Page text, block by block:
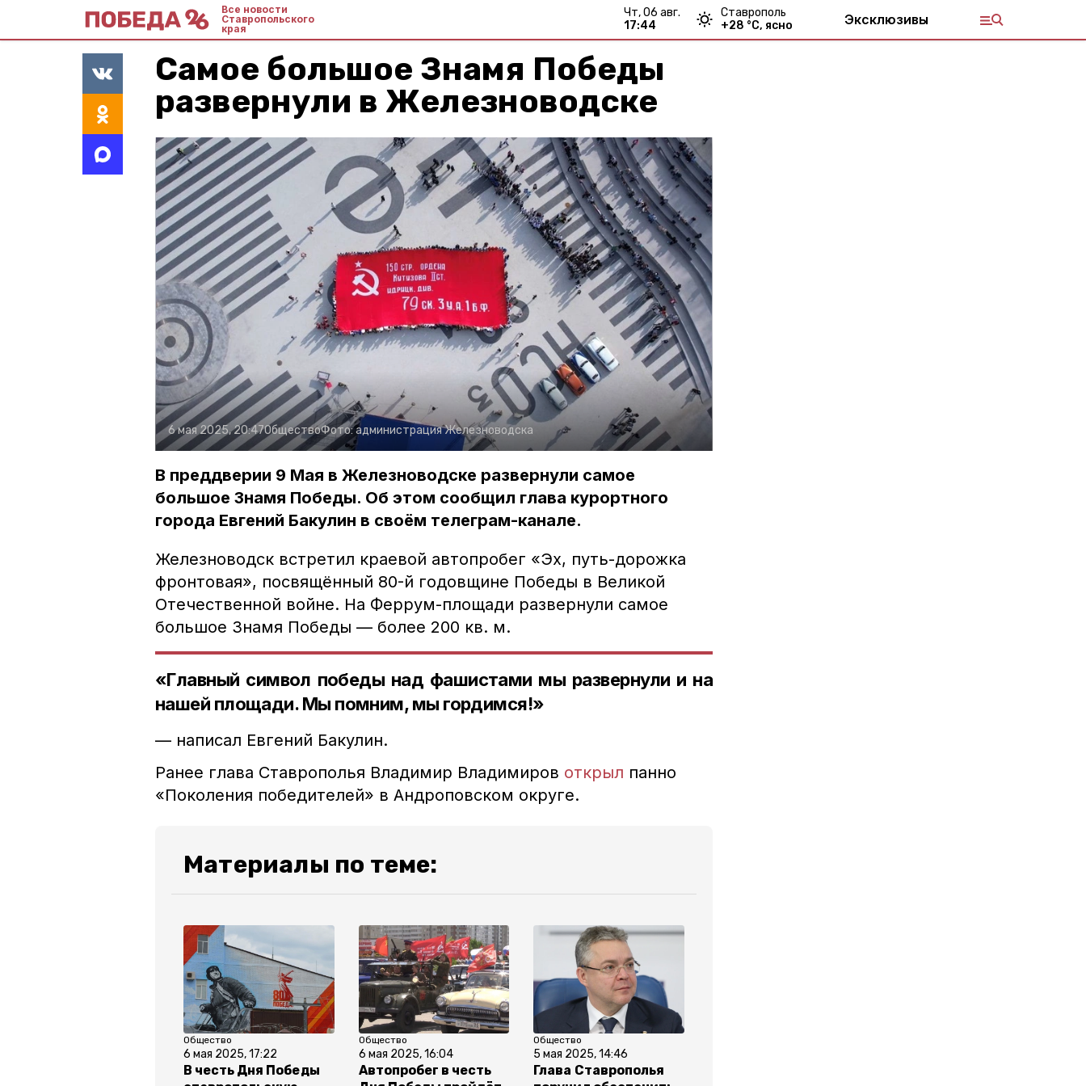
Все новости
Ставропольского
края
чт, 06 авг.
17:44
Ставрополь
+28 °С, ясно Эксклюзивы
Самое большое Знамя Победы
развернули в Железноводске
6 мая 2025, 20:47ОбществоФото:администрация Железноводска
В преддверии 9 Мая в Железноводске развернули самое
большое Знамя Победы. Об этом сообщил глава курортного
города Евгений Бакулин в своём телеграм-канале.
Железноводск встретил краевой автопробег «Эх, путь-дорожка
фронтовая», посвящённый 80-й годовщине Победы в Великой
Отечественной войне. На Феррум-площади развернули самое
большое Знамя Победы — более 200 кв. м.
«Главный символ победы над фашистами мы развернули и на
нашей площади. Мы помним, мы гордимся!»
— написал Евгений Бакулин.
Ранее глава Ставрополья Владимир Владимиров открыл панно
«Поколения победителей» в Андроповском округе.
Материалы по теме:
Общество
6 мая 2025, 17:22
В честь Дня Победы
Общество
6 мая 2025, 16:04
Автопробег в честь
Общество
5 мая 2025, 14:46
Глава Ставрополья